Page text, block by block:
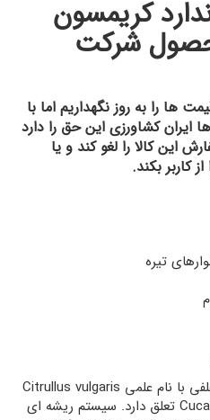
کریمسون
2025 محصول شرکت
ها را به روز نگهداریم اما با
ایران کشاورزی این حق را دارد
این کالا را لغو کند و یا
کاربر بکند.
تیره
و به خانواده کدوئيان Cucarbitaceae تعلق دارد. سيستم ريشه ای